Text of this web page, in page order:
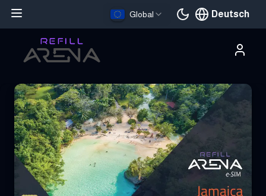
Global Deutsch
Aktuelle Sprache